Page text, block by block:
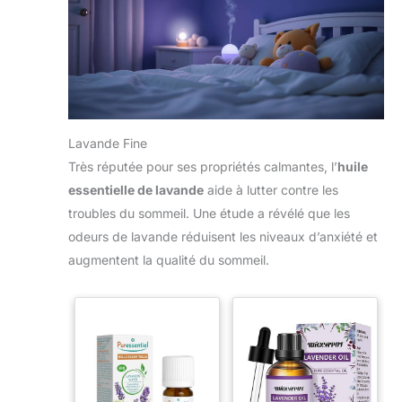
Lavande Fine
Très réputée pour ses propriétés calmantes, l’huile
essentielle de lavande aide à lutter contre les
troubles du sommeil. Une étude a révélé que les
odeurs de lavande réduisent les niveaux d’anxiété et
augmentent la qualité du sommeil.